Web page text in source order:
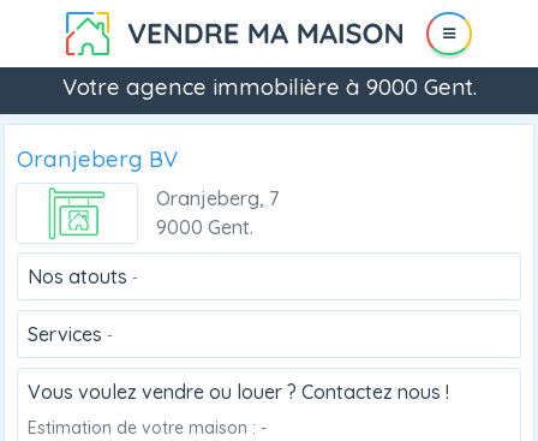
Votre agence immobilière à 9000 Gent.
Oranjeberg BV
Oranjeberg, 7
9000 Gent.
Nos atouts -
Services -
Vous voulez vendre ou louer ? Contactez nous !
Estimation de votre maison : -